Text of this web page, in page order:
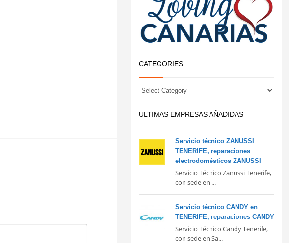
CATEGORIES
ULTIMAS EMPRESAS AÑADIDAS
Servicio técnico ZANUSSI
TENERIFE, reparaciones
electrodomésticos ZANUSSI
Servicio Técnico Zanussi Tenerife,
con sede en ...
Servicio técnico CANDY en
TENERIFE, reparaciones CANDY
Servicio Técnico Candy Tenerife,
con sede en Sa...